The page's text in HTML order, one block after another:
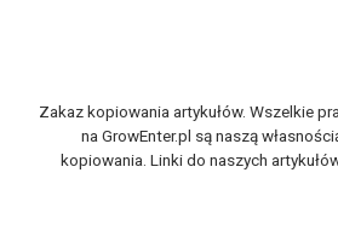
Zakaz kopiowania artykułów. Wszelkie
na GrowEnter.pl są naszą
kopiowania. Linki do naszych